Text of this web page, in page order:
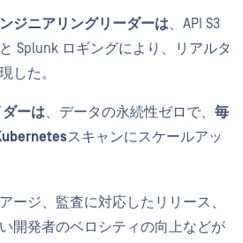
ジニアリングリーダーは、API S3
Splunk ロギングにより、リアルタ
した。
ダーは、データの永続性ゼロで、 毎
スキャンにスケールアッ
ージ、監査に対応したリリース、
開発者のベロシティの向上などが